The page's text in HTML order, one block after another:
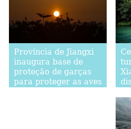
Província de Jiangxi
inaugura base de
proteção de garças
para proteger as aves